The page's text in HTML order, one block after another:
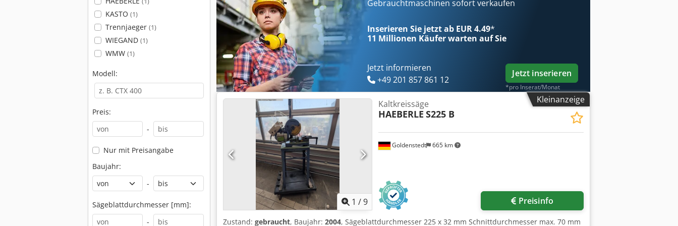
KASTO (1)
Trennjaeger (1)
WIEGAND (1)
WMW (1)
Modell:
Preis:
-
Nur mit Preisangabe
Baujahr:
-
Sägeblattdurchmesser [mm]:
-
Gebrauchtmaschinen sofort verkaufen
Inserieren Sie jetzt ab EUR 4.49*
11 Millionen Käufer warten auf Sie
Jetzt informieren
+49 201 857 861 12
Jetzt inserieren
*pro Inserat/Monat
Kleinanzeige
1 /9
Goldenstedt 665 km
Kaltkreissäge
HAEBERLE S225 B
Preisinfo
Zustand: gebraucht, Baujahr: 2004, Sägeblattdurchmesser 225 x 32 mm Schnittdurchmesser max. 70 mm